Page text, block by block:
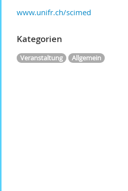
www.unifr.ch/scimed
Kategorien
Veranstaltung Allgemein